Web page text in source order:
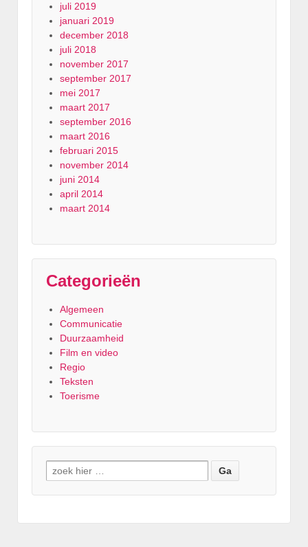
juli 2019
januari 2019
december 2018
juli 2018
november 2017
september 2017
mei 2017
maart 2017
september 2016
maart 2016
februari 2015
november 2014
juni 2014
april 2014
maart 2014
Categorieën
Algemeen
Communicatie
Duurzaamheid
Film en video
Regio
Teksten
Toerisme
Zoeken naar: